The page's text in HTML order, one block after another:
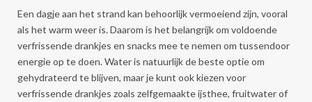
Een dagje aan het strand kan behoorlijk vermoeiend zijn, vooral
als het warm weer is. Daarom is het belangrijk om voldoende
verfrissende drankjes en snacks mee te nemen om tussendoor
energie op te doen. Water is natuurlijk de beste optie om
gehydrateerd te blijven, maar je kunt ook kiezen voor
verfrissende drankjes zoals zelfgemaakte ijsthee, fruitwater of